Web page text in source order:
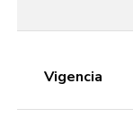
Vigencia